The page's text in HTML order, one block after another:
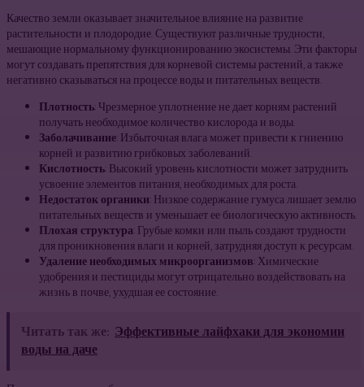
Качество земли оказывает значительное влияние на развитие
растительности и плодородие. Существуют различные трудности,
мешающие нормальному функционированию экосистемы. Эти факторы
могут создавать препятствия для корневой системы растений, а также
негативно сказываться на процессе воды и питательных веществ.
Плотность: Чрезмерное уплотнение не дает корням растений
получать необходимое количество кислорода и воды.
Заболачивание: Избыточная влага может привести к гниению
корней и развитию грибковых заболеваний.
Кислотность: Высокий уровень кислотности может затруднить
усвоение элементов питания, необходимых для роста.
Недостаток органики: Низкое содержание гумуса лишает землю
питательных веществ и уменьшает ее биологическую активность.
Плохая структура: Грубые комки или пыль создают трудности
для проникновения влаги и корней, затрудняя доступ к ресурсам.
Удаление необходимых микроорганизмов: Химические
удобрения и пестициды могут отрицательно воздействовать на
жизнь в почве, ухудшая ее состояние.
Читать так же: Эффективные лайфхаки для экономии
воды на даче